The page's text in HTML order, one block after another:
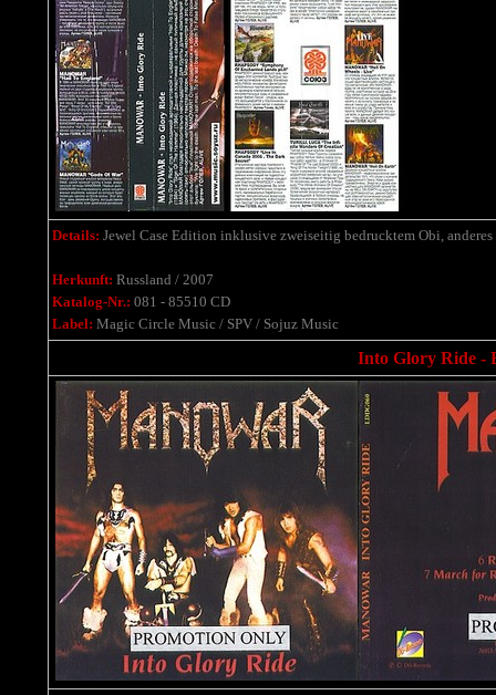
Details: Jewel Case Edition inklusive zweiseitig bedrucktem Obi,
Herkunft: Russland / 2007
Katalog-Nr.: 081 - 85510 CD
Label: Magic Circle Music / SPV / Sojuz Music
Into Glory Ride -